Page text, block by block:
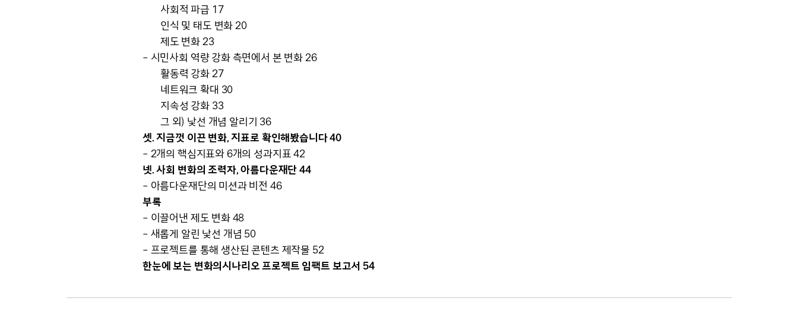
사회적 파급 17
인식 및 태도 변화 20
제도 변화 23
– 시민사회 역량 강화 측면에서 본 변화 26
활동력 강화 27
네트워크 확대 30
지속성 강화 33
그 외) 낯선 개념 알리기 36
셋. 지금껏 이끈 변화, 지표로 확인해봤습니다 40
– 2개의 핵심지표와 6개의 성과지표 42
넷. 사회 변화의 조력자, 아름다운재단 44
– 아름다운재단의 미션과 비전 46
부록
– 이끌어낸 제도 변화 48
– 새롭게 알린 낯선 개념 50
– 프로젝트를 통해 생산된 콘텐츠 제작물 52
한눈에 보는 변화의시나리오 프로젝트 임팩트 보고서 54